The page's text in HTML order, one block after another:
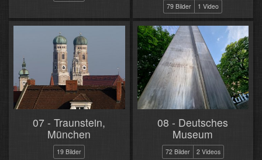
79 Bilder 1 Video
07 - Traunstein,
München
19 Bilder
08 - Deutsches
Museum
72 Bilder 2 Videos